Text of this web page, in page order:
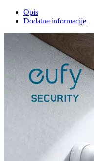
Opis
Dodatne informacije